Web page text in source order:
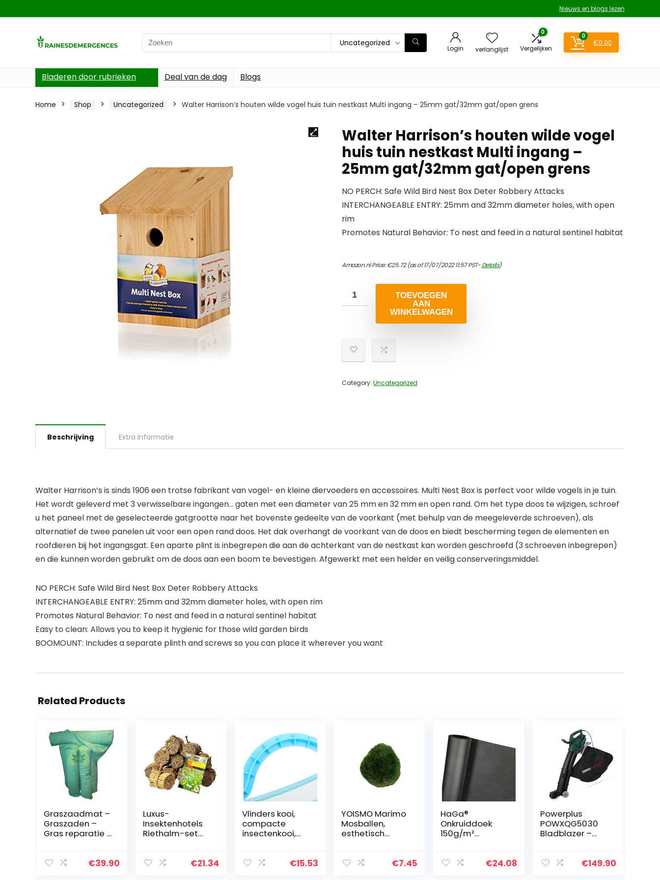
Nieuws en blogs lezen
Search
for:
Uncategorized
Login verlanglijst
0
Vergelijken
0
€0.00
Bladeren door rubrieken Deal van de dag Blogs
Home Shop Uncategorized Walter Harrison’s houten wilde vogel huis tuin nestkast Multi ingang – 25mm gat/32mm gat/open grens
Walter Harrison’s houten wilde vogel
huis tuin nestkast Multi ingang –
25mm gat/32mm gat/open grens
NO PERCH: Safe Wild Bird Nest Box Deter Robbery Attacks
INTERCHANGEABLE ENTRY: 25mm and 32mm diameter holes, with open
rim
Promotes Natural Behavior: To nest and feed in a natural sentinel habitat
Amazon.nl Price:€25.72(as of 17/07/2022 11:57 PST-Details)
TOEVOEGEN
AAN
WINKELWAGEN
Category: Uncategorized
Beschrijving Extra informatie
Walter Harrison’s is sinds 1906 een trotse fabrikant van vogel- en kleine diervoeders en accessoires. Multi Nest Box is perfect voor wilde vogels in je tuin.
Het wordt geleverd met 3 verwisselbare ingangen… gaten met een diameter van 25 mm en 32 mm en open rand. Om het type doos te wijzigen, schroef
u het paneel met de geselecteerde gatgrootte naar het bovenste gedeelte van de voorkant (met behulp van de meegeleverde schroeven), als
alternatief de twee panelen uit voor een open rand doos. Het dak overhangt de voorkant van de doos en biedt bescherming tegen de elementen en
roofdieren bij het ingangsgat. Een aparte plint is inbegrepen die aan de achterkant van de nestkast kan worden geschroefd (3 schroeven inbegrepen)
en die kunnen worden gebruikt om de doos aan een boom te bevestigen. Afgewerkt met een helder en veilig conserveringsmiddel.
NO PERCH: Safe Wild Bird Nest Box Deter Robbery Attacks
INTERCHANGEABLE ENTRY: 25mm and 32mm diameter holes, with open rim
Promotes Natural Behavior: To nest and feed in a natural sentinel habitat
Easy to clean: Allows you to keep it hygienic for those wild garden birds
BOOMOUNT: Includes a separate plinth and screws so you can place it wherever you want
Related Products
Graszaadmat –
Graszaden –
Gras reparatie –
Graszaad op rol
€39.90
Luxus-
Insektenhotels
Riethalm-set
bloemzaden,
€21.34
Vlinders kooi,
compacte
insectenkooi,
gdheden voor
€15.53
YOISMO Marimo
Mosballen,
esthetisch
gezonde
€7.45
HaGa®
Onkruiddoek
150g/m²
tuinvlies 1,6m x
€24.08
Powerplus
POWXQG5030
Bladblazer –
ken – 3000W –
€149.90